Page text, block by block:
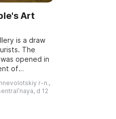
Art
is a draw
The
opened in
of
paintings,
works,
r-n.,
d 12